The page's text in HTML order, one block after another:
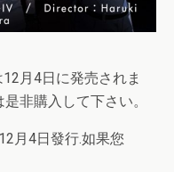
12月4日に発売されま
非購入して下さい。
月4日發行.如果您